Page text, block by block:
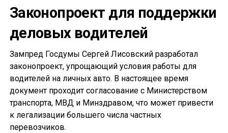
Законопроект для поддержки
деловых водителей
Зампред Госдумы Сергей Лисовский разработал
законопроект, упрощающий условия работы для
водителей на личных авто. В настоящее время
документ проходит согласование с Министерством
транспорта, МВД и Минздравом, что может привести
к легализации большего числа частных
перевозчиков.